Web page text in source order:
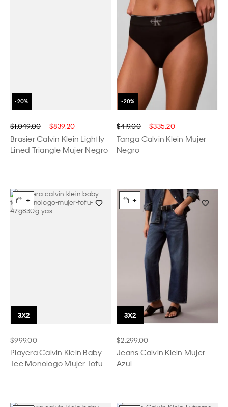
$1,049.00 $839.20
Brasier Calvin Klein Lightly
Lined Triangle Mujer Negro
$419.00 $335.20
Tanga Calvin Klein Mujer
Negro
+
$999.00
Playera Calvin Klein Baby
Tee Monologo Mujer Tofu
+
$2,299.00
Jeans Calvin Klein Mujer
Azul